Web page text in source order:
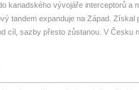
kanadského vývojáře interceptorů a
tandem expanduje na Západ. Získal
cíl, sazby přesto zůstanou. V Česku